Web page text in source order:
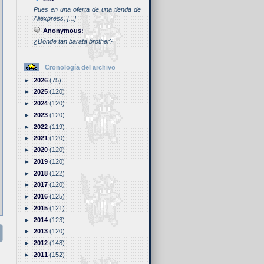
Pues en una oferta de una tienda de
Aliexpress, [...]
Anonymous:
¿Dónde tan barata brother?
Cronología del archivo
►2026(75)
►2025(120)
►2024(120)
►2023(120)
►2022(119)
►2021(120)
►2020(120)
►2019(120)
►2018(122)
►2017(120)
►2016(125)
►2015(121)
►2014(123)
►2013(120)
►2012(148)
►2011(152)